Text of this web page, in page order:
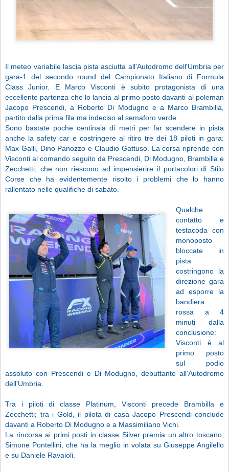
Il meteo variabile lascia pista asciutta all'Autodromo dell'Umbria per
gara-1 del secondo round del Campionato Italiano di Formula
Class Junior. E Marco Visconti è subito protagonista di una
eccellente partenza che lo lancia al primo posto davanti al poleman
Jacopo Prescendi, a Roberto Di Modugno e a Marco Brambilla,
partito dalla prima fila ma indeciso al semaforo verde.
Sono bastate poche centinaia di metri per far scendere in pista
anche la safety car e costringere al ritiro tre dei 18 piloti in gara:
Max Galli, Dino Panozzo e Claudio Gattuso. La corsa riprende con
Visconti al comando seguito da Prescendi, Di Modugno, Brambilla e
Zecchetti, che non riescono ad impensierire il portacolori di Stilo
Corse che ha evidentemente risolto i problemi che lo hanno
rallentato nelle qualifiche di sabato.
Qualche
contatto e
testacoda con
monoposto
bloccate in
pista
costringono la
direzione gara
ad esporre la
bandiera
rossa a 4
minuti dalla
conclusione:
Visconti è al
primo posto
sul podio
assoluto con Prescendi e Di Modugno, debuttante all'Autodromo
dell'Umbria.
Tra i piloti di classe Platinum, Visconti precede Brambilla e
Zecchetti; tra i Gold, il pilota di casa Jacopo Prescendi conclude
davanti a Roberto Di Modugno e a Massimiliano Vichi.
La rincorsa ai primi posti in classe Silver premia un altro toscano,
Simone Pontellini, che ha la meglio in volata su Giuseppe Angilello
e su Daniele Ravaioli.